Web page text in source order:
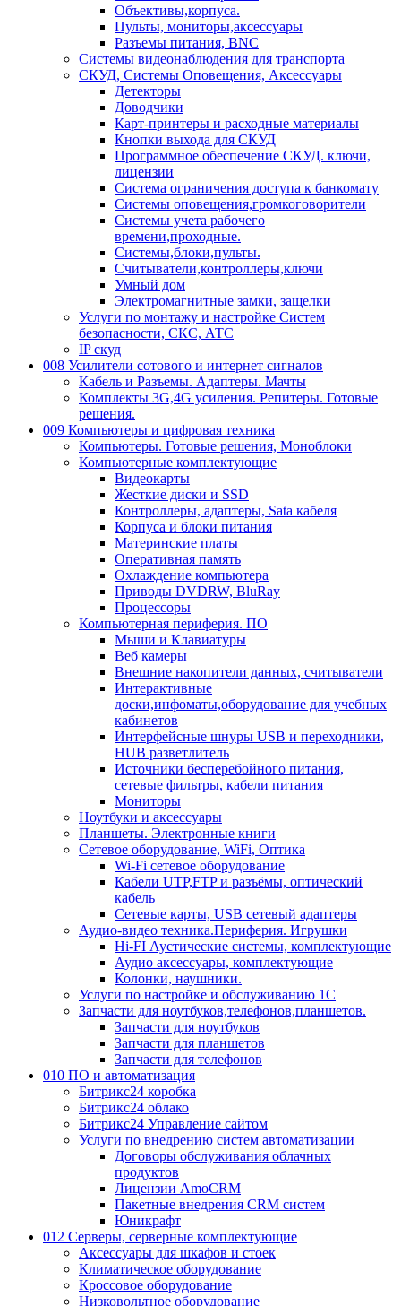
Объективы,корпуса.
Пульты, мониторы,аксессуары
Разъемы питания, BNC
Системы видеонаблюдения для транспорта
СКУД, Системы Оповещения, Аксессуары
Детекторы
Доводчики
Карт-принтеры и расходные материалы
Кнопки выхода для СКУД
Программное обеспечение СКУД. ключи,
лицензии
Система ограничения доступа к банкомату
Системы оповещения,громкоговорители
Системы учета рабочего
времени,проходные.
Системы,блоки,пульты.
Считыватели,контроллеры,ключи
Умный дом
Электромагнитные замки, защелки
Услуги по монтажу и настройке Систем
безопасности, СКС, АТС
IP скуд
008 Усилители сотового и интернет сигналов
Кабель и Разъемы. Адаптеры. Мачты
Комплекты 3G,4G усиления. Репитеры. Готовые
решения.
009 Компьютеры и цифровая техника
Компьютеры. Готовые решения, Моноблоки
Компьютерные комплектующие
Видеокарты
Жесткие диски и SSD
Контроллеры, адаптеры, Sata кабеля
Корпуса и блоки питания
Материнские платы
Оперативная память
Охлаждение компьютера
Приводы DVDRW, BluRay
Процессоры
Компьютерная периферия. ПО
Мыши и Клавиатуры
Веб камеры
Внешние накопители данных, считыватели
Интерактивные
доски,инфоматы,оборудование для учебных
кабинетов
Интерфейсные шнуры USB и переходники,
HUB разветлитель
Источники бесперебойного питания,
сетевые фильтры, кабели питания
Мониторы
Ноутбуки и аксессуары
Планшеты. Электронные книги
Сетевое оборудование, WiFi, Оптика
Wi-Fi сетевое оборудование
Кабели UTP,FTP и разъёмы, оптический
кабель
Сетевые карты, USB сетевый адаптеры
Аудио-видео техника.Периферия. Игрушки
Hi-FI Аустические системы, комплектующие
Аудио аксессуары, комплектующие
Колонки, наушники.
Услуги по настройке и обслуживанию 1С
Запчасти для ноутбуков,телефонов,планшетов.
Запчасти для ноутбуков
Запчасти для планшетов
Запчасти для телефонов
010 ПО и автоматизация
Битрикс24 коробка
Битрикс24 облако
Битрикс24 Управление сайтом
Услуги по внедрению систем автоматизации
Договоры обслуживания облачных
продуктов
Лицензии AmoCRM
Пакетные внедрения CRM систем
Юникрафт
012 Серверы, серверные комплектующие
Аксессуары для шкафов и стоек
Климатическое оборудование
Кроссовое оборудование
Низковольтное оборудование